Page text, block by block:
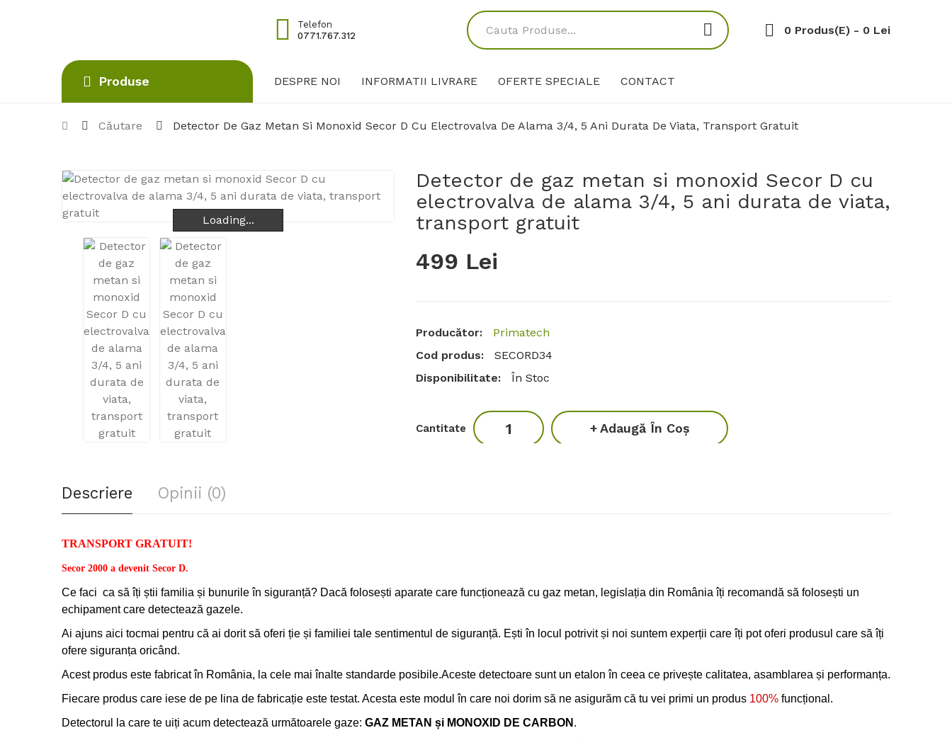
Telefon
0771.767.312
0 Produs(e) - 0 Lei
Produse DESPRE NOI INFORMATII LIVRARE OFERTE SPECIALE CONTACT
Căutare Detector De Gaz Metan Si Monoxid Secor D Cu Electrovalva De Alama 3/4, 5 Ani Durata De Viata, Transport Gratuit
Loading...
Loading...
Loading...
Detector de gaz metan si monoxid Secor D cu
electrovalva de alama 3/4, 5 ani durata de viata,
transport gratuit
499 Lei
Producător:
Primatech
Cod produs:
SECORD34
Disponibilitate:
În Stoc
Cantitate Adaugă În Coş
Descriere Opinii (0)
TRANSPORT GRATUIT!
Secor 2000 a devenit Secor D.
Ce faci ca să îți știi familia și bunurile în siguranță? Dacă folosești aparate care funcționează cu gaz metan, legislația din România îți recomandă să folosești un
echipament care detectează gazele.
Ai ajuns aici tocmai pentru că ai dorit să oferi ție și familiei tale sentimentul de siguranță. Ești în locul potrivit și noi suntem experții care îți pot oferi produsul care să îți
ofere siguranța oricând.
Acest produs este fabricat în România, la cele mai înalte standarde posibile.Aceste detectoare sunt un etalon în ceea ce privește calitatea, asamblarea și performanța.
Fiecare produs care iese de pe lina de fabricație este testat. Acesta este modul în care noi dorim să ne asigurăm că tu vei primi un produs 100% funcțional.
Detectorul la care te uiți acum detectează următoarele gaze: GAZ METAN și MONOXID DE CARBON .